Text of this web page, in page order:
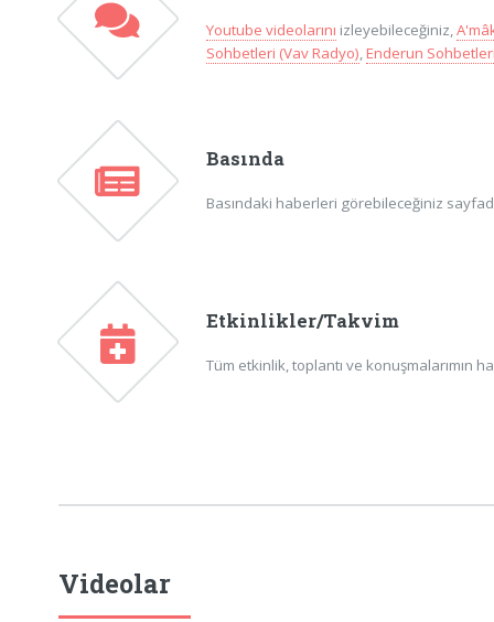
Youtube videolarını izleyebileceğiniz,
Sohbetleri (Vav Radyo),Enderun
Basında
Basındaki haberleri görebileceğiniz
Etkinlikler/Takvim
Tüm etkinlik, toplantı ve konuşmalarımın
Videolar